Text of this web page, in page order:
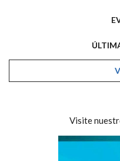
Visite